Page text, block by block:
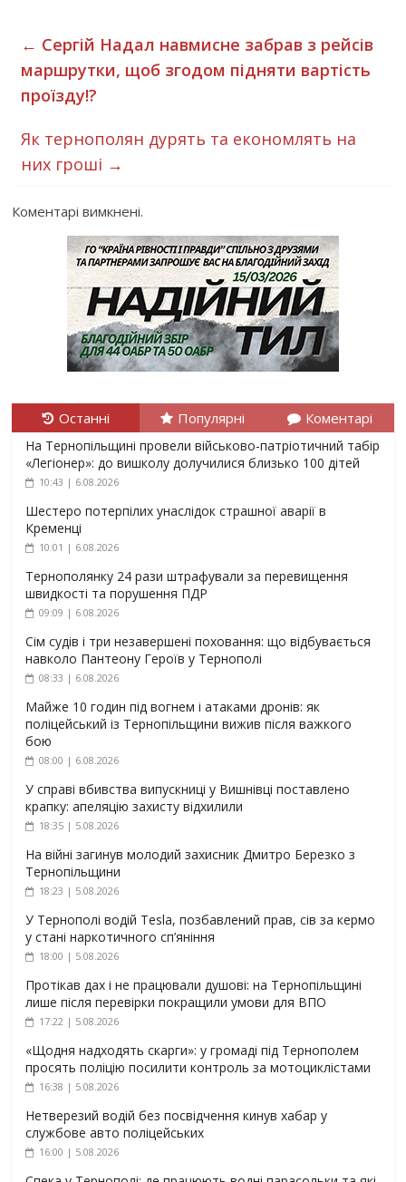
← Сергій Надал навмисне забрав з рейсів
маршрутки, щоб згодом підняти вартість
проїзду!?
Як тернополян дурять та економлять на
них гроші →
Коментарі вимкнені.
Останні Популярні Коментарі
На Тернопільщині провели військово-патріотичний табір
«Легіонер»: до вишколу долучилися близько 100 дітей
10:43 | 6.08.2026
Шестеро потерпілих унаслідок страшної аварії в
Кременці
10:01 | 6.08.2026
Тернополянку 24 рази штрафували за перевищення
швидкості та порушення ПДР
09:09 | 6.08.2026
Сім судів і три незавершені поховання: що відбувається
навколо Пантеону Героїв у Тернополі
08:33 | 6.08.2026
Майже 10 годин під вогнем і атаками дронів: як
поліцейський із Тернопільщини вижив після важкого
бою
08:00 | 6.08.2026
У справі вбивства випускниці у Вишнівці поставлено
крапку: апеляцію захисту відхилили
18:35 | 5.08.2026
На війні загинув молодий захисник Дмитро Березко з
Тернопільщини
18:23 | 5.08.2026
У Тернополі водій Tesla, позбавлений прав, сів за кермо
у стані наркотичного сп’яніння
18:00 | 5.08.2026
Протікав дах і не працювали душові: на Тернопільщині
лише після перевірки покращили умови для ВПО
17:22 | 5.08.2026
«Щодня надходять скарги»: у громаді під Тернополем
просять поліцію посилити контроль за мотоциклістами
16:38 | 5.08.2026
Нетверезий водій без посвідчення кинув хабар у
службове авто поліцейських
16:00 | 5.08.2026